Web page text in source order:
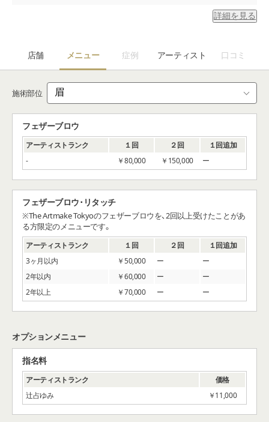
１回追加
土日・祝日モニター【フェザ
ーブロウ】
￥150,000
￥98,000
モニター【エターナルリッ
プ】
￥128,000
モニター【フェアリーライン
(上)】
￥110,000
詳細を見る
店舗 メニュー 症例 アーティスト 口コミ
施術部位
フェザーブロウ
アーティストランク １回 ２回
１回追加
-
￥80,000 ￥150,000
フェザーブロウ･リタッチ
※The Artmake Tokyoのフェザーブロウを、2回以上受けたことがあ
る方限定のメニューです。
アーティストランク １回 ２回
１回追加
3ヶ⽉以内
￥50,000
2年以内
￥60,000
2年以上
￥70,000
オプションメニュー
指名料
アーティストランク
価格
辻占ゆみ
￥11,000